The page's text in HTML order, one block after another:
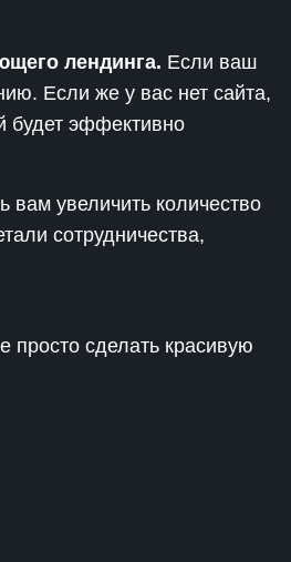
лендинга. Если ваш
Если же у вас нет сайта,
будет эффективно
увеличить количество
сотрудничества,
просто сделать красивую